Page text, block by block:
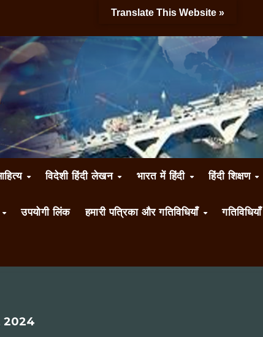
विदेशी हिंदी लेखन भारत में हिंदी हिंदी शिक्षण
उपयोगी लिंक हमारी पत्रिका और गतिविधियाँ गतिविधियाँ
2024
Translate This Website »